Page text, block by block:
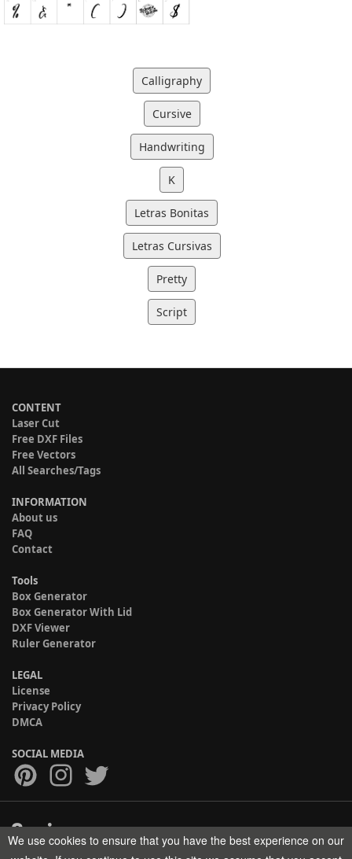
Calligraphy
Cursive
Handwriting
K
Letras Bonitas
Letras Cursivas
Pretty
Script
CONTENT
Laser Cut
Free DXF Files
Free Vectors
All Searches/Tags
INFORMATION
About us
FAQ
Contact
Tools
Box Generator
Box Generator With Lid
DXF Viewer
Ruler Generator
LEGAL
License
Privacy Policy
DMCA
SOCIAL MEDIA
Copyright © 2017-2026 HELMAN TECH All rights reserved.
We use cookies to ensure that you have the best experience on our